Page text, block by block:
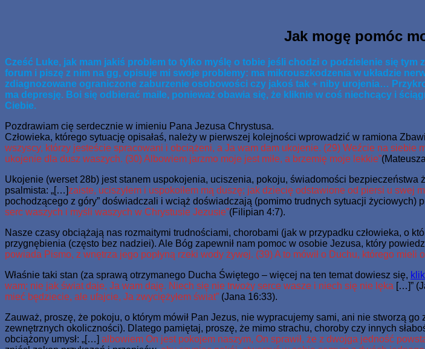
Jak mogę pomóc
Cześć Luke, jak mam jakiś problem to tylko myślę o tobie jeśli chodzi o podzielenie się
forum i piszę z nim na gg, opisuje mi swoje problemy: ma mikrouszkodzenia w układzie
zdiagnozowane ograniczone zaburzenie osobowości czy jakoś tak + niby urojenia…
ma depresję. Boi się odbierać maile, ponieważ obawia się, że kliknie w coś niechcący i
Ciebie.
Pozdrawiam cię serdecznie w imieniu Pana Jezusa Chrystusa.
Człowieka, którego sytuację opisałaś, należy w pierwszej kolejności wprowadzić w ramiona
wszyscy, którzy jesteście spracowani i obciążeni, a Ja wam dam ukojenie. (29) Weźcie na
ukojenie dla dusz waszych. (30) Albowiem jarzmo moje jest miłe, a brzemię moje lekkie”
Ukojenie (werset 28b) jest stanem uspokojenia, uciszenia, pokoju, świadomości bezpieczeństwa
psalmista: „[…]zaiste, uciszyłem i uspokoiłem mą duszę; jak dziecię odstawione od piersi u swej
pochodzącego z góry” doświadczali i wciąż doświadczają (pomimo trudnych sytuacji życiowych)
serc waszych i myśli waszych w Chrystusie Jezusie”(Filipian 4:7).
Nasze czasy obciążają nas rozmaitymi trudnościami, chorobami (jak w przypadku człowieka, o
przygnębienia (często bez nadziei). Ale Bóg zapewnił nam pomoc w osobie Jezusa, który
powiada Pismo, z wnętrza jego popłyną rzeki wody żywej. (39) A to mówił o Duchu, którego
Właśnie taki stan (za sprawą otrzymanego Ducha Świętego – więcej na ten temat dowiesz się,
wam; nie jak świat daje, Ja wam daję. Niech się nie trwoży serce wasze i niech się nie lęka […]”
mieć będziecie, ale ufajcie, Ja zwyciężyłem świat” (Jana 16:33).
Zauważ, proszę, że pokoju, o którym mówił Pan Jezus, nie wypracujemy sami, ani nie stworzą
zewnętrznych okoliczności). Dlatego pamiętaj, proszę, że mimo strachu, choroby czy innych
obciążony umysł: „[…] albowiem On jest pokojem naszym, On sprawił, że z dwojga jedność